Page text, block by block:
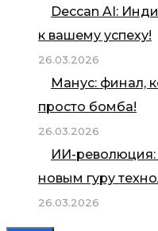
Deccan AI:
к вашему успеху!
26.03.2026
Манус: финал,
просто бомба!
26.03.2026
ИИ-революция:
новым гуру
26.03.2026